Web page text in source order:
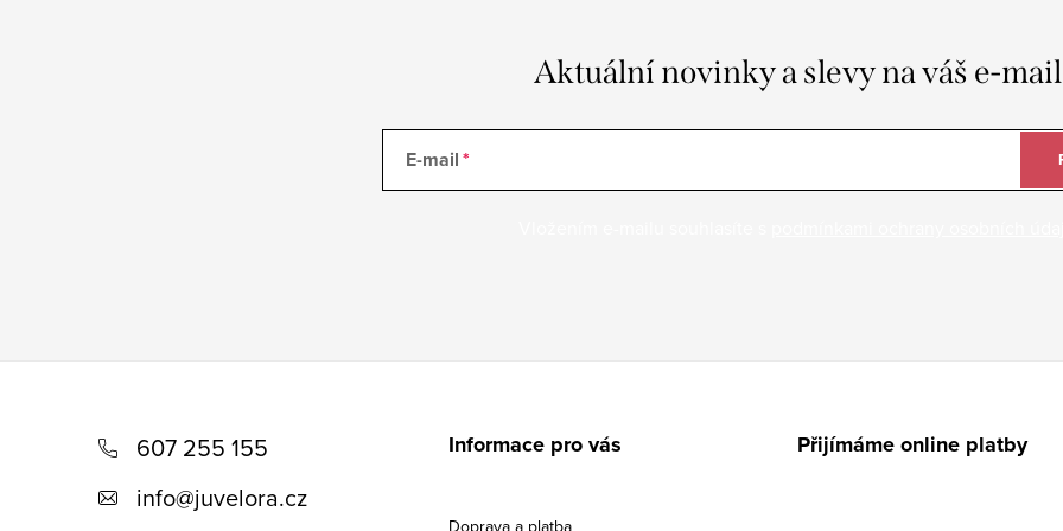
Aktuální novinky a slevy na váš e-mail
E-mail
607 255 155
info@juvelora.cz
Informace pro vás
Doprava a platba
Přijímáme online platby